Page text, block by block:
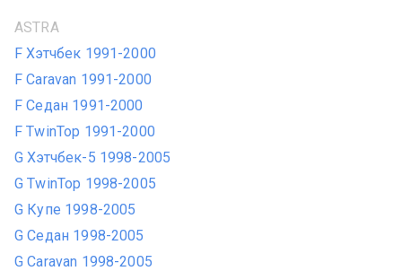
ASTRA
F Хэтчбек 1991-2000
F Caravan 1991-2000
F Седан 1991-2000
F TwinTop 1991-2000
G Хэтчбек-5 1998-2005
G TwinTop 1998-2005
G Купе 1998-2005
G Седан 1998-2005
G Caravan 1998-2005